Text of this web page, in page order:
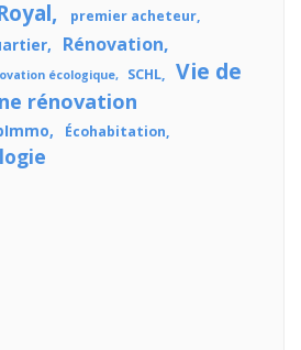
premier acheteur
Rénovation
écologique SCHL
Vie de
rénovation
Écohabitation